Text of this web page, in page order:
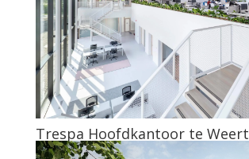
Trespa Hoofdkantoor te Weert